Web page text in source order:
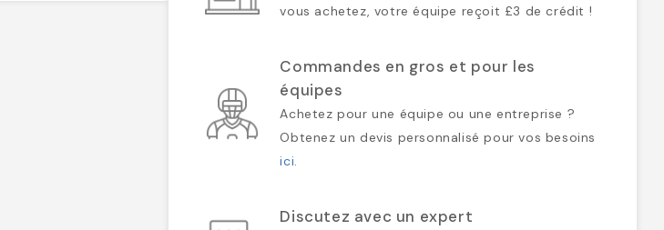
vous achetez, votre équipe reçoit £3 de crédit !
Commandes en gros et pour les
équipes
Achetez pour une équipe ou une entreprise ?
Obtenez un devis personnalisé pour vos besoins
ici.
Discutez avec un expert